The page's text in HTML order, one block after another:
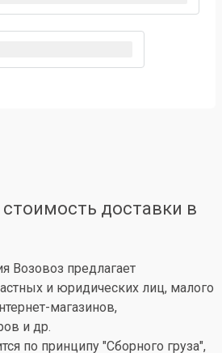
стоимость доставки в
Возовоз предлагает
и юридических лиц, малого
магазинов,
и др.
по принципу "Сборного груза",